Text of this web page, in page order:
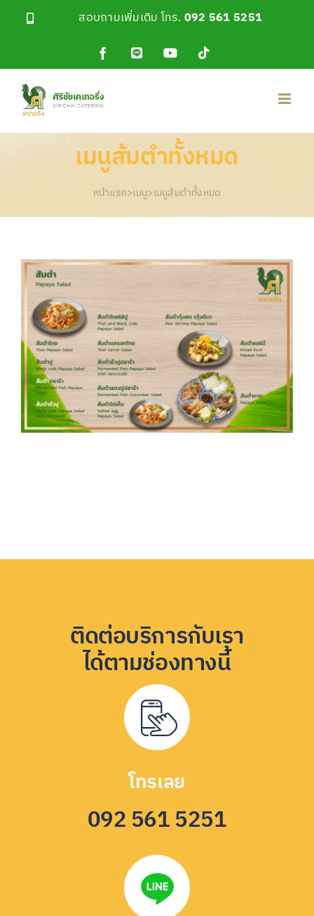
สอบถามเพิ่มเติม โทร. 092 561 5251
FacebookLine
YouTubeTiktok
เมนูส้มตำทั้งหมด
หน้าแรก>เมนู>เมนูส้มตำทั้งหมด
View
Larger
Image
ติดต่อบริการกับเรา
ได้ตามช่องทางนี้
โทรเลย
092 561 5251